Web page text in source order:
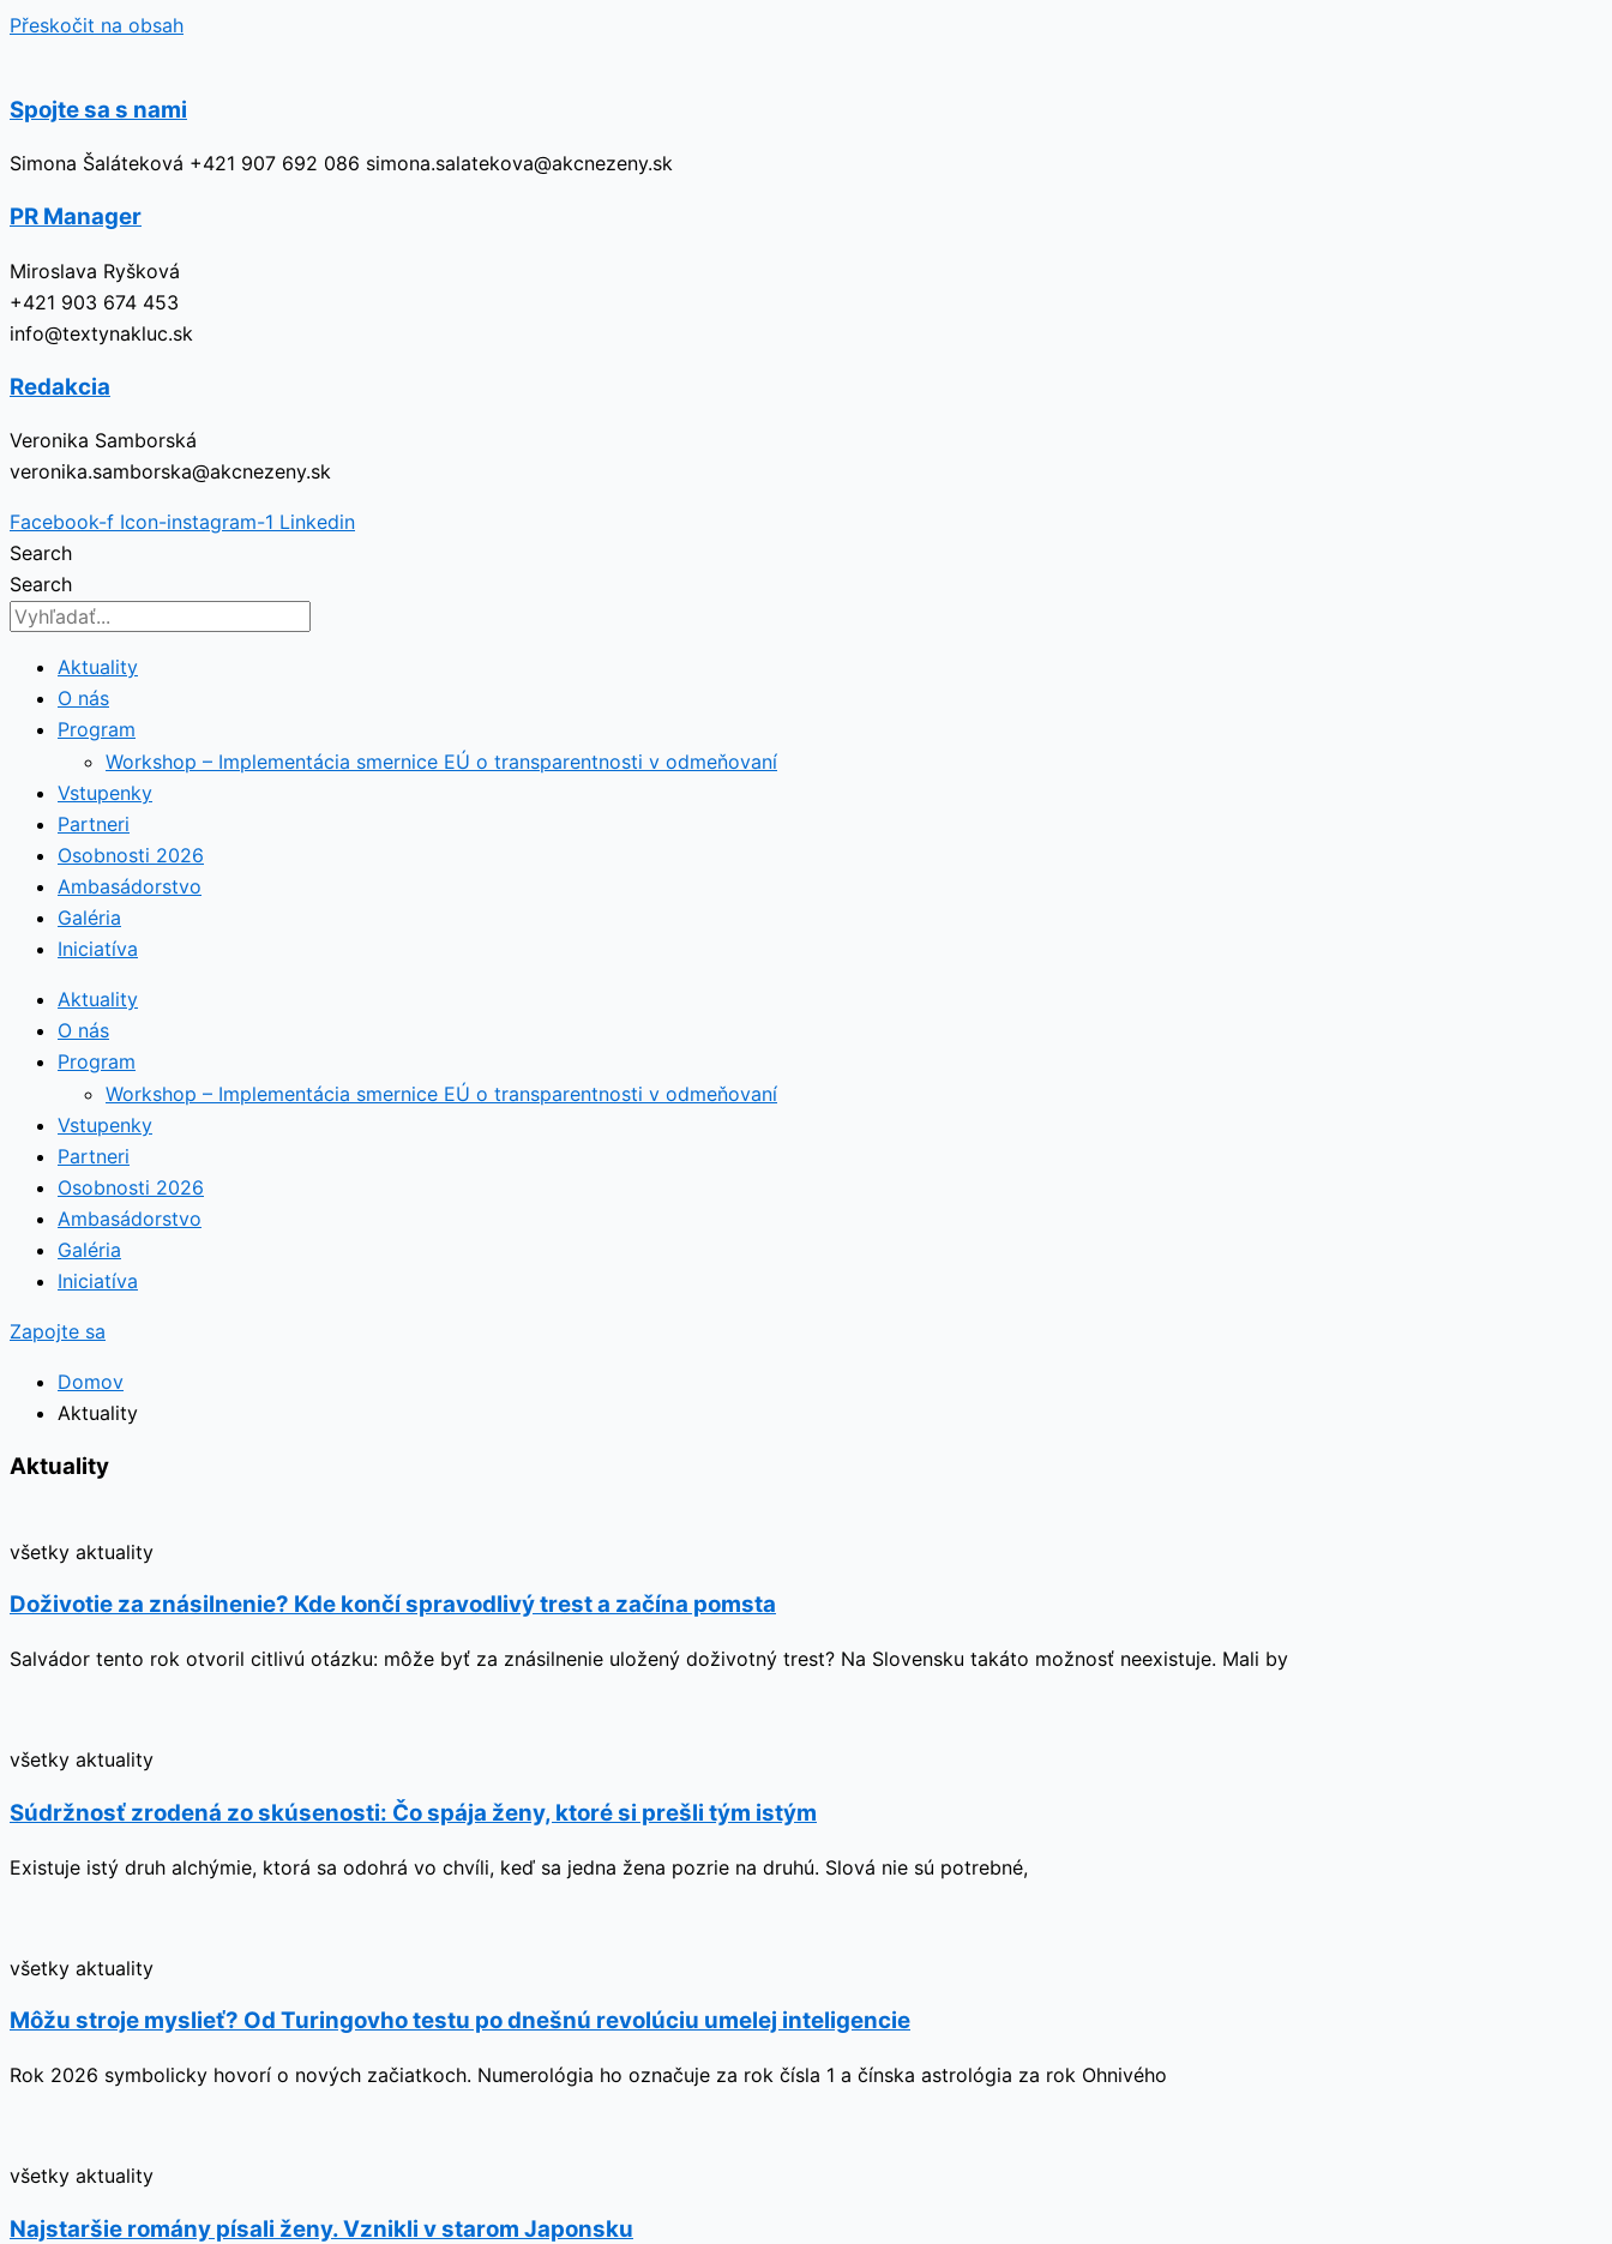
Přeskočit na obsah
Spojte sa s nami
Simona Šaláteková +421 907 692 086 simona.salatekova@akcnezeny.sk
PR Manager
Miroslava Ryšková
+421 903 674 453
info@textynakluc.sk
Redakcia
Veronika Samborská
veronika.samborska@akcnezeny.sk
Facebook-f Icon-instagram-1 Linkedin
Search
Search
Aktuality
O nás
Program
Workshop – Implementácia smernice EÚ o transparentnosti v odmeňovaní
Vstupenky
Partneri
Osobnosti 2026
Ambasádorstvo
Galéria
Iniciatíva
Aktuality
O nás
Program
Workshop – Implementácia smernice EÚ o transparentnosti v odmeňovaní
Vstupenky
Partneri
Osobnosti 2026
Ambasádorstvo
Galéria
Iniciatíva
Zapojte sa
Domov
Aktuality
Aktuality
všetky aktuality
Doživotie za znásilnenie? Kde končí spravodlivý trest a začína pomsta
Salvádor tento rok otvoril citlivú otázku: môže byť za znásilnenie uložený doživotný trest? Na Slovensku takáto možnosť neexistuje. Mali by
všetky aktuality
Súdržnosť zrodená zo skúsenosti: Čo spája ženy, ktoré si prešli tým istým
Existuje istý druh alchýmie, ktorá sa odohrá vo chvíli, keď sa jedna žena pozrie na druhú. Slová nie sú potrebné,
všetky aktuality
Môžu stroje myslieť? Od Turingovho testu po dnešnú revolúciu umelej inteligencie
Rok 2026 symbolicky hovorí o nových začiatkoch. Numerológia ho označuje za rok čísla 1 a čínska astrológia za rok Ohnivého
všetky aktuality
Najstaršie romány písali ženy. Vznikli v starom Japonsku